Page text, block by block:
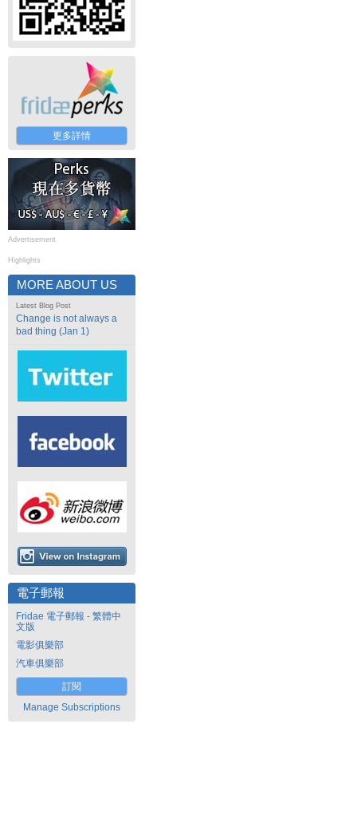
更多詳情
Advertisement
Highlights
MORE ABOUT US
Latest Blog Post
Change is not always a
bad thing (Jan 1)
電子郵報
Fridae 電子郵報 - 繁體中
文版
電影俱樂部
汽車俱樂部
訂閱
Manage Subscriptions